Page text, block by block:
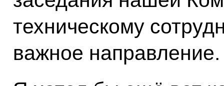
техническому
важное направление.